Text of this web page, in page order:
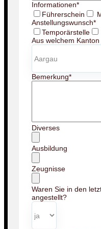
Informationen*
Führerschein
Anstellungswunsch*
Temporärstelle
Aus welchem
Bemerkung*
Diverses
Ausbildung
Zeugnisse
Waren Sie in den
angestellt?